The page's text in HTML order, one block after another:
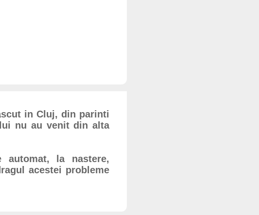
in Cluj, din parinti
nu au venit din alta
la nastere,
acestei probleme